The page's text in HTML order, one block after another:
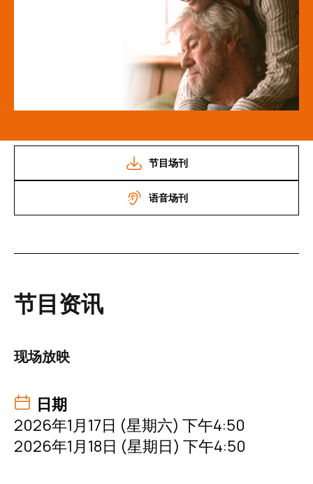
节目场刊
语音场刊
节目资讯
现场放映
日期
2026年1月17日 (星期六) 下午4:50
2026年1月18日 (星期日) 下午4:50